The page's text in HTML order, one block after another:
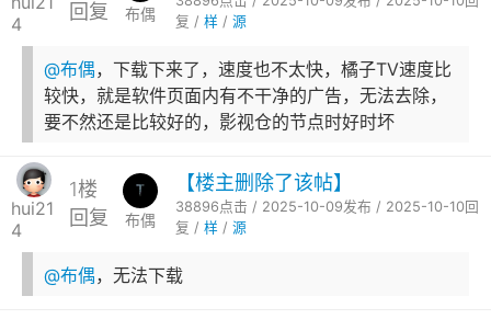
4
回复
布偶
复 / 样/ 源
@布偶，下载下来了，速度也不太快，橘子TV速度比
较快，就是软件页面内有不干净的广告，无法去除，
要不然还是比较好的，影视仓的节点时好时坏
hui21
4
1楼
回复
布偶
【楼主删除了该帖】
38896点击 / 2025-10-09发布 / 2025-10-10回
复 / 样/ 源
@布偶，无法下载